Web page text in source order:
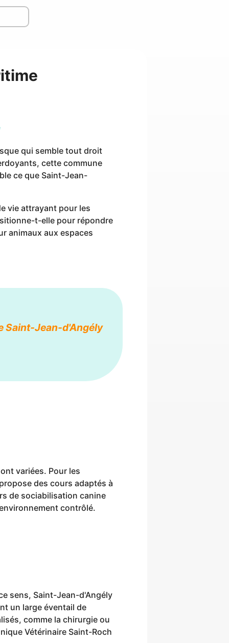
qui semble tout droit
cette commune
ce que Saint-Jean-
vie attrayant pour les
t-elle pour répondre
animaux aux espaces
Saint-Jean-d'Angély
variées. Pour les
des cours adaptés à
de sociabilisation canine
contrôlé.
sens, Saint-Jean-d'Angély
un large éventail de
comme la chirurgie ou
Vétérinaire Saint-Roch